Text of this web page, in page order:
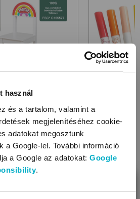
használ
és a tartalom, valamint a
megjelenítéséhez cookie-
adatokat megosztunk
a Google-lel. További információ
a Google az adatokat: Google
.
gyerek asztal
Colouring
3 190